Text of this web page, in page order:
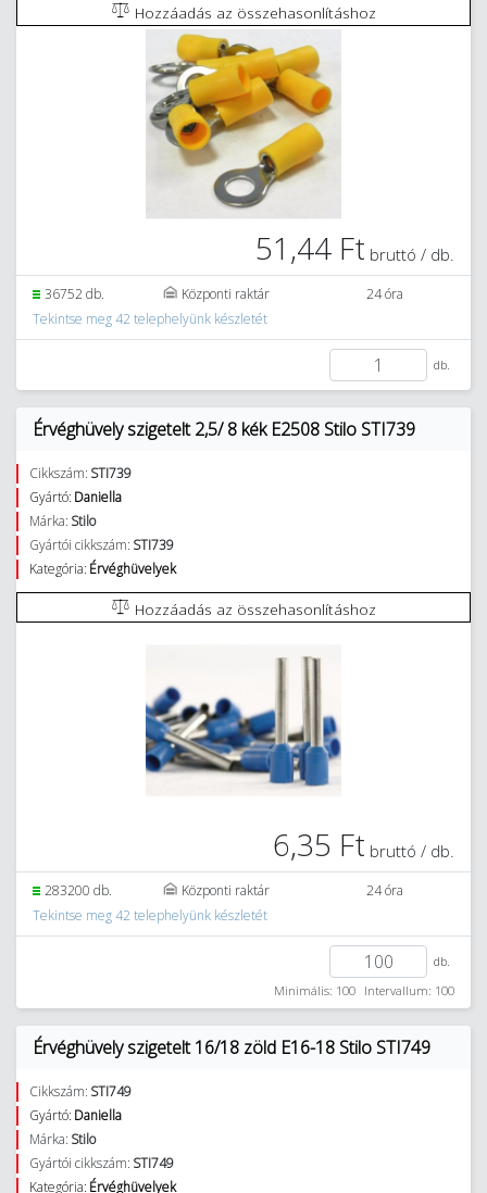
Hozzáadás az összehasonlításhoz
51,44 Ft bruttó / db.
36752 db. Központi raktár
24 óra
Tekintse meg 42 telephelyünk készletét
db.
Érvéghüvely szigetelt 2,5/ 8 kék E2508 Stilo STI739
Cikkszám: STI739
Gyártó: Daniella
Márka: Stilo
Gyártói cikkszám: STI739
Kategória: Érvéghüvelyek
Hozzáadás az összehasonlításhoz
6,35 Ft bruttó / db.
283200 db. Központi raktár
24 óra
Tekintse meg 42 telephelyünk készletét
db.
Minimális: 100 Intervallum: 100
Érvéghüvely szigetelt 16/18 zöld E16-18 Stilo STI749
Cikkszám: STI749
Gyártó: Daniella
Márka: Stilo
Gyártói cikkszám: STI749
Kategória: Érvéghüvelyek